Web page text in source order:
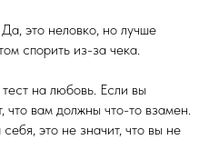
это неловко, но лучше
спорить из-за чека.
на любовь. Если вы
что вам должны что-то взамен.
это не значит, что вы не